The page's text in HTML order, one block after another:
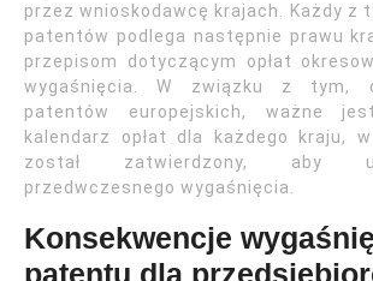
przez wnioskodawcę krajach. Każdy z
patentów podlega następnie prawu
przepisom dotyczącym opłat
wygaśnięcia. W związku z tym,
patentów europejskich, ważne
kalendarz opłat dla każdego kraju,
został zatwierdzony, aby
przedwczesnego wygaśnięcia.
Konsekwencje
patentu dla